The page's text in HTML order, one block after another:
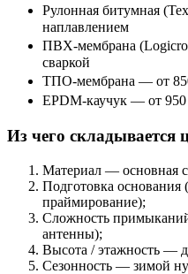
Рулонная битумная
наплавлением
ПВХ-мембрана
сваркой
ТПО-мембрана — от
EPDM-каучук — от 950
Из чего складывается
Материал — основная
Подготовка основания
праймирование);
Сложность
антенны);
Высота / этажность —
Сезонность — зимой